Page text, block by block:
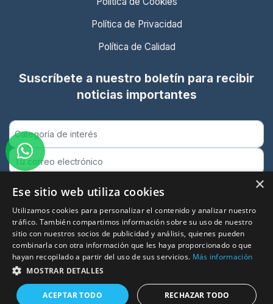
Política de Privacidad
Política de Calidad
Suscríbete a nuestro boletín para recibir
noticias importantes
Suscribirse
Entidad certificada ISO 9001:2015
Garantía de calidad en formación presencial y online
© 2026 Puntua. Todos los derechos reservados.
×
Ese sitio web utiliza cookies
Utilizamos cookies para personalizar el contenido y analizar nuestro
tráfico. También compartimos información sobre su uso de nuestro
sitio con nuestros socios de publicidad y análisis, quienes pueden
combinarla con otra información que les haya proporcionado o que
hayan recopilado a partir del uso de sus servicios. Más información
MOSTRAR DETALLES
ACEPTAR TODO RECHAZAR TODO